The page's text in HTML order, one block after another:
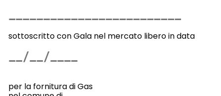
sottoscritto con Gala nel mercato libero in data
per la fornitura di Gas